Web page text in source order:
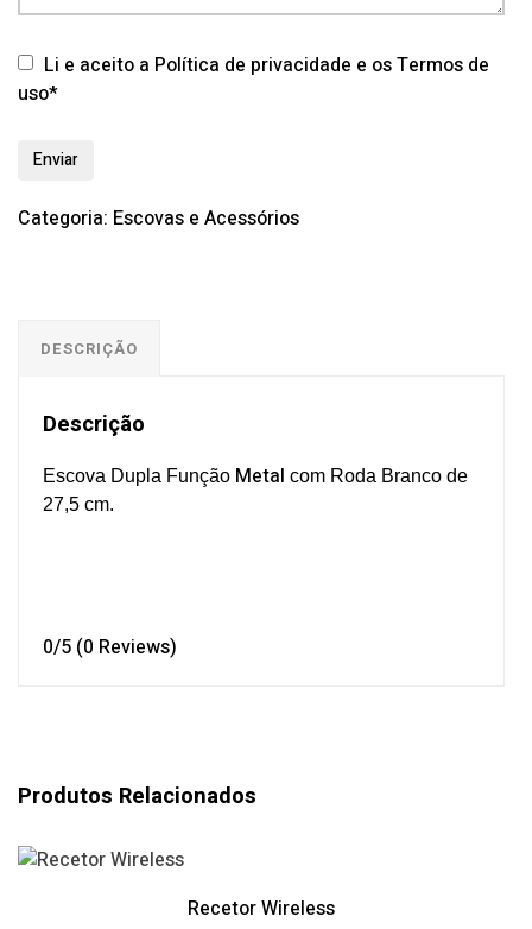
Li e aceito a Política de privacidade e os Termos de
uso*
Categoria: Escovas e Acessórios
DESCRIÇÃO
Descrição
Escova Dupla Função Metal com Roda Branco de
27,5 cm.
0/5 (0 Reviews)
Produtos Relacionados
Recetor Wireless